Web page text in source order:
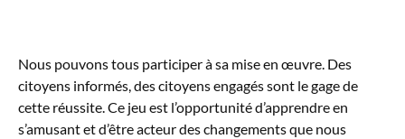
Nous pouvons tous participer à sa mise en œuvre. Des
citoyens informés, des citoyens engagés sont le gage de
cette réussite. Ce jeu est l’opportunité d’apprendre en
s’amusant et d’être acteur des changements que nous